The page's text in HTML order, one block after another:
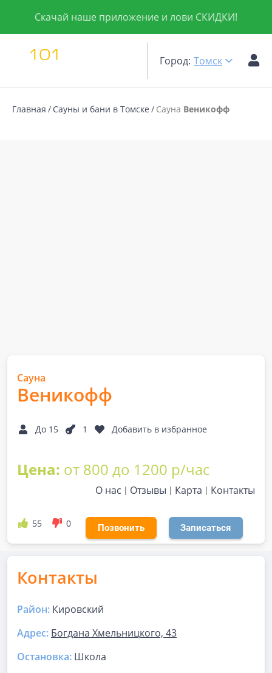
Скачай наше приложение и лови СКИДКИ!
Город: Томск
Главная Сауны и бани в Томске Сауна Веникофф
Сауна
Веникофф
До 15 1 Добавить в избранное
Цена: от 800 до 1200 р/час
О нас Отзывы Карта Контакты
55 0 Позвонить Записаться
Контакты
Район: Кировский
Адрес: Богдана Хмельницкого, 43
Остановка: Школа